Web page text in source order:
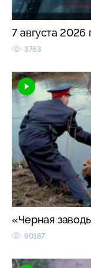
7 августа 2026
3763
«Черная
90187